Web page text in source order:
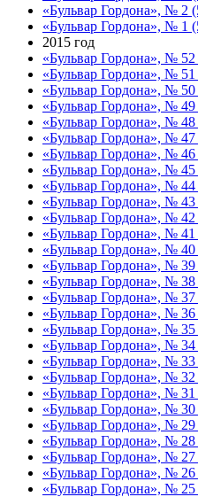
«Бульвар Гордона», № 2
«Бульвар Гордона», № 1
2015 год
«Бульвар Гордона», № 52
«Бульвар Гордона», № 51
«Бульвар Гордона», № 50
«Бульвар Гордона», № 49
«Бульвар Гордона», № 48
«Бульвар Гордона», №
«Бульвар Гордона», №
«Бульвар Гордона», №
«Бульвар Гордона», №
«Бульвар Гордона», № 43
«Бульвар Гордона», № 42
«Бульвар Гордона», № 41
«Бульвар Гордона», № 40
«Бульвар Гордона», № 39
«Бульвар Гордона», № 38
«Бульвар Гордона», № 37
«Бульвар Гордона», № 36
«Бульвар Гордона», № 35
«Бульвар Гордона», № 34
«Бульвар Гордона», № 33
«Бульвар Гордона», № 32
«Бульвар Гордона», № 31
«Бульвар Гордона», №
«Бульвар Гордона», №
«Бульвар Гордона», №
«Бульвар Гордона», №
«Бульвар Гордона», №
«Бульвар Гордона», №